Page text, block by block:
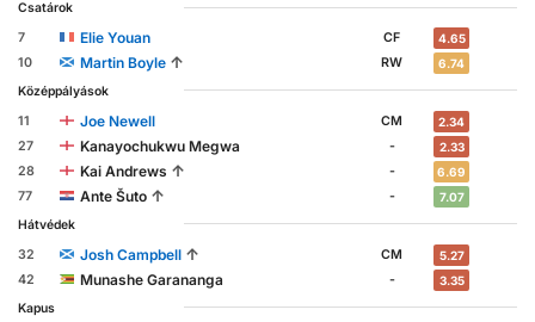
Csatárok
7
Elie Youan CF 4.65
10 Martin Boyle ↑ RW 6.74
Középpályások
11
Joe Newell CM 2.34
27 Kanayochukwu Megwa - 2.33
28 Kai Andrews ↑ - 6.69
77 Ante Šuto ↑ - 7.07
Hátvédek
32
Josh Campbell ↑ CM 5.27
42 Munashe Garananga - 3.35
Kapus